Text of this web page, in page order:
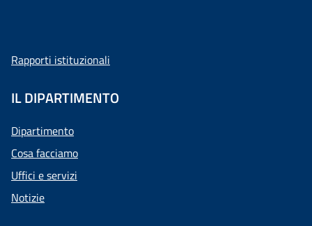
Rapporti istituzionali
IL DIPARTIMENTO
Dipartimento
Cosa facciamo
Uffici e servizi
Notizie